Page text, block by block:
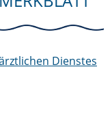
Dienstes